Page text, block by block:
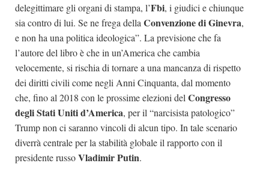
delegittimare gli organi di stampa, l’Fbi, i giudici e chiunque
sia contro di lui. Se ne frega dellaConvenzione di Ginevra,
e non ha una politica ideologica”. La previsione che fa
l’autore del libro è che in un’America che cambia
velocemente, si rischia di tornare a una mancanza di rispetto
dei diritti civili come negli Anni Cinquanta, dal momento
che, fino al 2018 con le prossime elezioni delCongresso
degli Stati Uniti d’America, per il “narcisista patologico”
Trump non ci saranno vincoli di alcun tipo. In tale scenario
diverrà centrale per la stabilità globale il rapporto con il
presidente russoVladimir Putin.